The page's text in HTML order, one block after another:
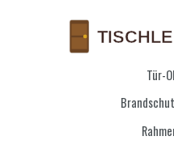
Tür-